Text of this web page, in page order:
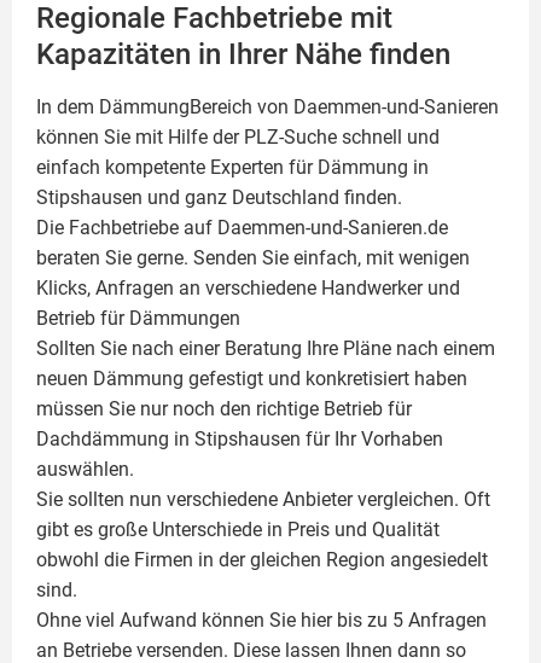
Regionale Fachbetriebe mit
Kapazitäten in Ihrer Nähe finden
In dem DämmungBereich von Daemmen-und-Sanieren
können Sie mit Hilfe der PLZ-Suche schnell und
einfach kompetente Experten für Dämmung in
Stipshausen und ganz Deutschland finden.
Die Fachbetriebe auf Daemmen-und-Sanieren.de
beraten Sie gerne. Senden Sie einfach, mit wenigen
Klicks, Anfragen an verschiedene Handwerker und
Betrieb für Dämmungen
Sollten Sie nach einer Beratung Ihre Pläne nach einem
neuen Dämmung gefestigt und konkretisiert haben
müssen Sie nur noch den richtige Betrieb für
Dachdämmung in Stipshausen für Ihr Vorhaben
auswählen.
Sie sollten nun verschiedene Anbieter vergleichen. Oft
gibt es große Unterschiede in Preis und Qualität
obwohl die Firmen in der gleichen Region angesiedelt
sind.
Ohne viel Aufwand können Sie hier bis zu 5 Anfragen
an Betriebe versenden. Diese lassen Ihnen dann so